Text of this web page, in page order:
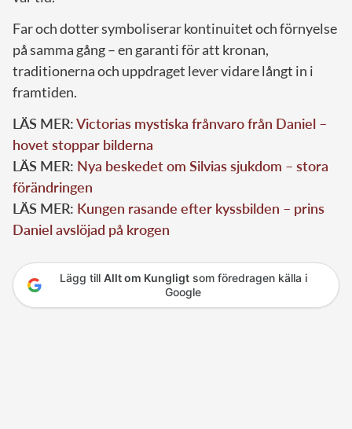
Far och dotter symboliserar kontinuitet och förnyelse
på samma gång – en garanti för att kronan,
traditionerna och uppdraget lever vidare långt in i
framtiden.
LÄS MER:Victorias mystiska frånvaro från Daniel –
hovet stoppar bilderna
LÄS MER: Nya beskedet om Silvias sjukdom – stora
förändringen
LÄS MER: Kungen rasande efter kyssbilden – prins
Daniel avslöjad på krogen
Lägg till Allt om Kungligtsom föredragen källa i
Google